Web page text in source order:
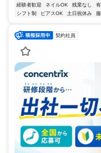
経験者歓迎
ネイルOK 残業なし
シフト制
ピアスOK 土日祝休み
契約社員